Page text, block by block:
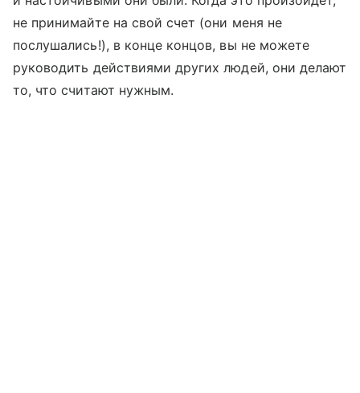
не принимайте на свой счет (они меня не
послушались!), в конце концов, вы не можете
руководить действиями других людей, они делают
то, что считают нужным.